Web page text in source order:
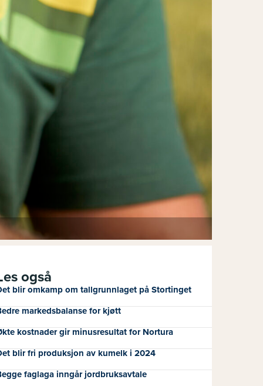
også
blir omkamp om tallgrunnlaget på Stortinget
markedsbalanse for kjøtt
kostnader gir minusresultat for Nortura
blir fri produksjon av kumelk i 2024
faglaga inngår jordbruksavtale